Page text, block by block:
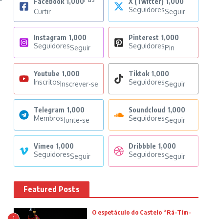
Curtir
SeguidoresSeguir
Instagram 1,000
SeguidoresSeguir
Pinterest 1,000
SeguidoresPin
Youtube 1,000
InscritosInscrever-se
Tiktok 1,000
SeguidoresSeguir
Telegram 1,000
MembrosJunte-se
Soundcloud 1,000
SeguidoresSeguir
Vimeo 1,000
SeguidoresSeguir
Dribbble 1,000
SeguidoresSeguir
Featured Posts
O espetáculo do Castelo “Rá-Tim-